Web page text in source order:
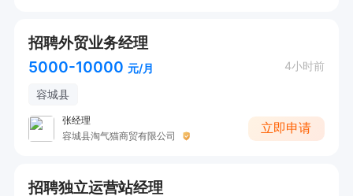
招聘外贸业务经理
5000-10000 元/月 4小时前
容城县
张经理
容城县淘气猫商贸有限公司
立即申请
招聘独立运营站经理